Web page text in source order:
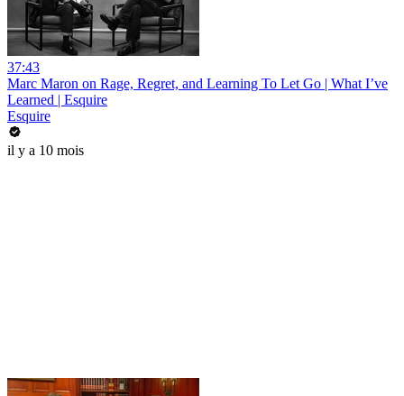
37:43
Marc Maron on Rage, Regret, and Learning To Let Go | What I’ve
Learned | Esquire
Esquire
il y a 10 mois